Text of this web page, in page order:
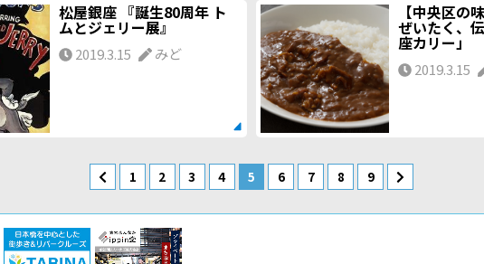
松屋銀座 『誕生80周年 ト
ムとジェリー展』
2019.3.15 みど
【中央区の
ぜいたく、
座カリー」
2019.3.15
1 2 3 4 5 6 7 8 9